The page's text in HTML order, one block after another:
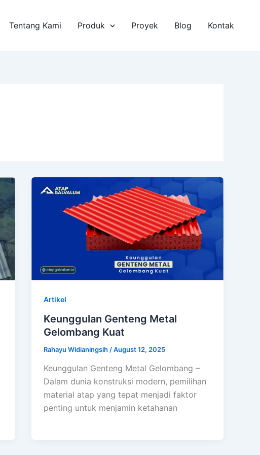
Tentang Kami Produk Proyek Blog Kontak
Artikel
Keunggulan Genteng Metal
Gelombang Kuat
Rahayu Widianingsih /August 12, 2025
Keunggulan Genteng Metal Gelombang –
Dalam dunia konstruksi modern, pemilihan
material atap yang tepat menjadi faktor
penting untuk menjamin ketahanan